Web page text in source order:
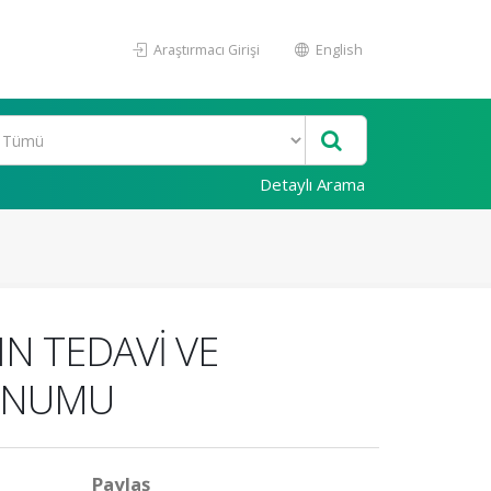
Araştırmacı Girişi English
Detaylı Arama
TEDAVİ VE
Paylaş